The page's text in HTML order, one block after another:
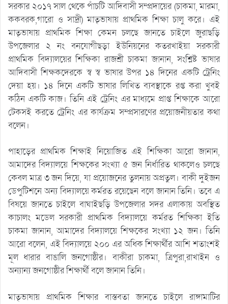
সরকার ২০১৭ সাল থেকে পাঁচটি আদিবাসী সম্প্রদায়ের (চাকমা, মারমা,
ককবরক,গারো ও সাদ্রী) মাতৃভাষায় প্রাথমিক শিক্ষা চালু করে। এই
মাতৃভাষায় প্রাথমিক শিক্ষা কেমন চলছে জানতে চাইলে জুরাছড়ি
উপজেলার ২ নং বনযোগীছড়া ইউনিয়নের কতরখাইয়া সরকারী
প্রাথমিক বিদ্যালয়ের শিক্ষিকা রাজশ্রী চাকমা জানান, সংশ্লিষ্ট ভাষার
আদিবাসী শিক্ষকদেরকে স্ব স্ব ভাষার উপর ১৪ দিনের একটি ট্রেনিং
দেয়া হয়। ১৪ দিনে একটি ভাষার লিখিত ব্যবস্থাকে রপ্ত করা খুবই
কঠিন একটি কাজ। তিনি এই ট্রেনিং এর মাধ্যমে প্রাপ্ত শিক্ষাকে আরো
টেকসই করতে ট্রেনিং এর কার্যক্রম সম্প্রসারণের প্রয়োজনীয়তার কথা
বলেন।
পাহাড়ের প্রাথমিক শিক্ষাই নিয়োজিত এই শিক্ষিকা আরো জানান,
আমাদের বিদ্যালয়ে শিক্ষকের সংখ্যা ৫ জন নির্ধারিত থাকলেও চলছে
কেবল মাত্র ৩ জন দিয়ে, যা প্রয়োজনের তুলনায় অপ্রতুল। বাকী দুইজন
ডেপুটিশনে অন্য বিদ্যালয়ে কর্মরত রয়েছেন বলে জানান তিনি। তবে এ
বিষয়ে জানতে চাইলে বাঘাইছড়ি উপজেলার সদর এলাকায় অবস্থিত
কাচালং মডেল সরকারী প্রাথমিক বিদ্যালয়ে কর্মরত শিক্ষিকা ইতি
চাকমা জানান, আমাদের বিদ্যালয়ে শিক্ষকের সংখ্যা ১২ জন। তিনি
আরো বলেন, এই বিদ্যালয়ে ২০০ এর অধিক শিক্ষার্থীর আশি শতাংশই
মূল ধারার বাঙালি জনগোষ্ঠীর। বাকীরা চাকমা, ত্রিপুরা,রাখাইন ও
অন্যান্য জনগোষ্ঠীর শিক্ষার্থী বলে জানান তিনি।
মাতৃভাষায় প্রাথমিক শিক্ষার বাস্তবতা জানতে চাইলে রাঙ্গামাটির